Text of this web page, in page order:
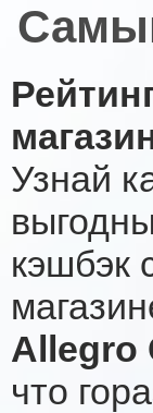
Узнай
кэшбэк
Allegro
что